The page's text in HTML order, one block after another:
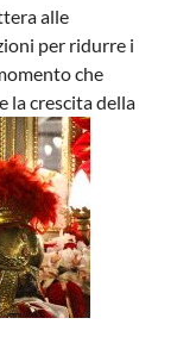
alle
per ridurre i
che
la crescita della